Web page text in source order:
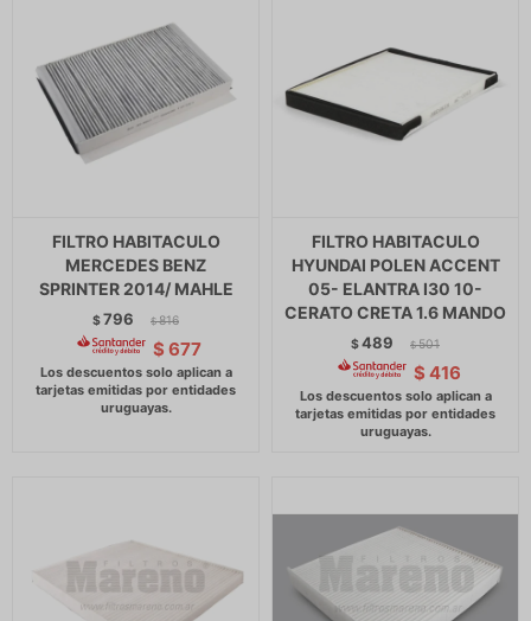
FILTRO HABITACULO
MERCEDES BENZ
SPRINTER 2014/ MAHLE
$796 $ 816
$ 677
FILTRO HABITACULO
HYUNDAI POLEN ACCENT
05- ELANTRA I30 10-
CERATO CRETA 1.6 MANDO
$489 $ 501
$ 416